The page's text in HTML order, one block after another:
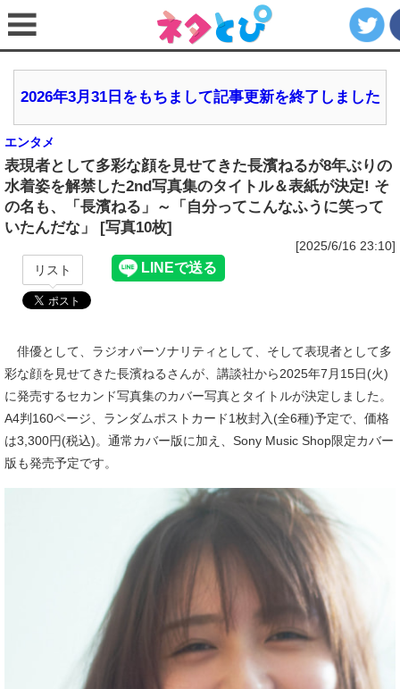
2026年3月31日をもちまして記事更新を終了しました
エンタメ
表現者として多彩な顔を見せてきた長濱ねるが8年ぶりの
水着姿を解禁した2nd写真集のタイトル＆表紙が決定! そ
の名も、「長濱ねる」～「自分ってこんなふうに笑って
いたんだな」 [写真10枚]
[2025/6/16 23:10]
リスト
俳優として、ラジオパーソナリティとして、そして表現者として多
彩な顔を見せてきた長濱ねるさんが、講談社から2025年7月15日(火)
に発売するセカンド写真集のカバー写真とタイトルが決定しました。
A4判160ページ、ランダムポストカード1枚封入(全6種)予定で、価格
は3,300円(税込)。通常カバー版に加え、Sony Music Shop限定カバー
版も発売予定です。